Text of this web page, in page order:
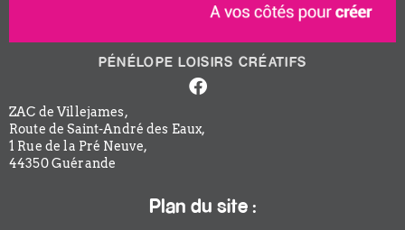
PÉNÉLOPE LOISIRS CRÉATIFS
Facebook-
f
ZAC de Villejames,
Route de Saint-André des Eaux,
1 Rue de la Pré Neuve,
44350 Guérande
Plan du site :